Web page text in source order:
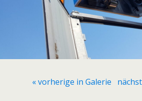
« vorherige in Galerie